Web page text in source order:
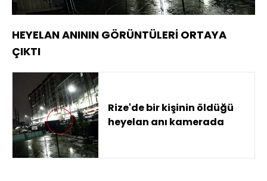
HEYELAN ANININ GÖRÜNTÜLERİ ORTAYA
ÇIKTI
Rize'de bir kişinin öldüğü
heyelan anı kamerada